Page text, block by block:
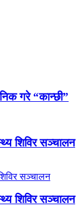
गरे “कान्छी”
शिविर सञ्चालन
शिविर सञ्चालन